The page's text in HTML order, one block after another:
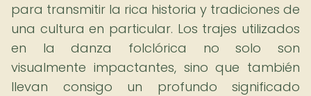
para transmitir la rica historia y tradiciones de
una cultura en particular. Los trajes utilizados
en la danza folclórica no solo son
visualmente impactantes, sino que también
llevan consigo un profundo significado